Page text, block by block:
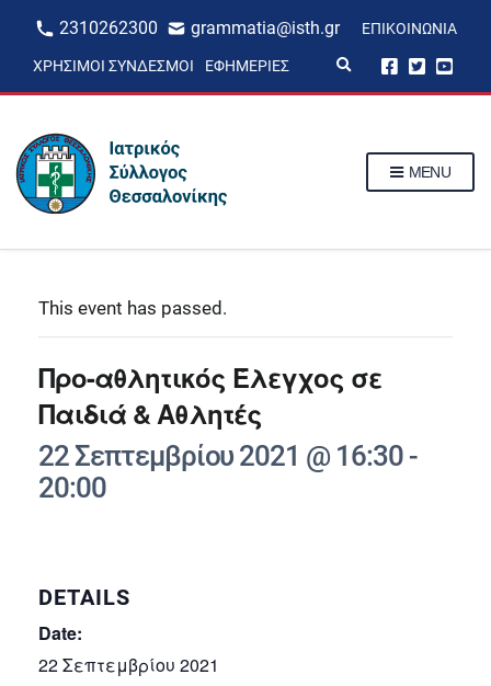
2310262300 grammatia@isth.gr ΕΠΙΚΟΙΝΩΝΊΑ
ΧΡΉΣΙΜΟΙ ΣΎΝΔΕΣΜΟΙ ΕΦΗΜΕΡΊΕΣ
p
MENU
This event has passed.
Προ-αθλητικός Έλεγχος σε
Παιδιά & Αθλητές
22 Σεπτεμβρίου 2021 @ 16:30-
20:00
DETAILS
Date:
22 Σεπτεμβρίου 2021